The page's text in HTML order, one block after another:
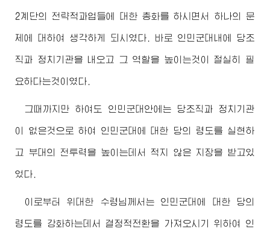
2계단의 전략적과업들에 대한 총화를 하시면서 하나의 문
제에 대하여 생각하게 되시였다. 바로 인민군대내에 당조
직과 정치기관을 내오고 그 역할을 높이는것이 절실히 필
요하다는것이였다.
그때까지만 하여도 인민군대안에는 당조직과 정치기관
이 없은것으로 하여 인민군대에 대한 당의 령도를 실현하
고 부대의 전투력을 높이는데서 적지 않은 지장을 받고있
었다.
이로부터위대한 수령님께서 는 인민군대에 대한 당의
령도를 강화하는데서 결정적전환을 가져오시기 위하여 인